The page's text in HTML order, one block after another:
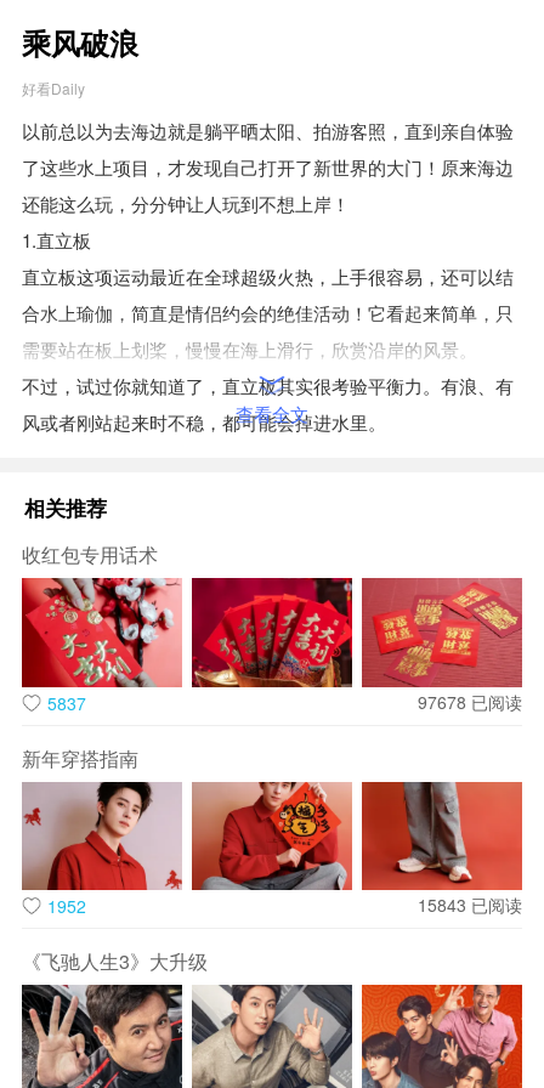
乘风破浪
好看Daily
以前总以为去海边就是躺平晒太阳、拍游客照，直到亲自体验
了这些水上项目，才发现自己打开了新世界的大门！原来海边
还能这么玩，分分钟让人玩到不想上岸！
1.直立板
直立板这项运动最近在全球超级火热，上手很容易，还可以结
合水上瑜伽，简直是情侣约会的绝佳活动！它看起来简单，只
需要站在板上划桨，慢慢在海上滑行，欣赏沿岸的风景。
不过，试过你就知道了，直立板其实很考验平衡力。有浪、有
风或者刚站起来时不稳，都可能会掉进水里。
冲浪不似其他运动般枯燥，因为它所包含的不光是与海浪的互
动，还有与整个海洋的互动，在天蓝一色的大海中冲浪，感受
着海洋的呼吸，去观察每一道浪的不同。
3.摩托艇
在蔚蓝的大海上，挑战自己的极限，感受风驰电掣的快感。摩
托艇带你冲破束缚，追求那份真正的自由与刺激。
4.水上飞人
穿上特制装备，从海面直接被 “射” 到空中，做出各种翻转、俯
冲的动作。第一次看别人玩的时候，下巴都惊掉了，心想这也
太牛了吧！自己尝试的时候，刚飞起来那瞬间，心脏都能提到
嗓子眼儿了，但适应之后，俯瞰整个大海的感觉超爽。不过这
习学习。
5.皮划艇
皮划艇是一个非常古老而又宽泛的概念，从人类掌握火和石斧
查看全文
相关推荐
收红包专用话术
5837 97678 已阅读
新年穿搭指南
1952 15843 已阅读
《飞驰人生3》大升级